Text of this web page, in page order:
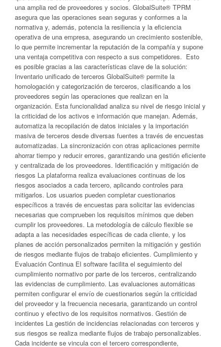
una amplia red de proveedores y socios. GlobalSuite® TPRM
asegura que las operaciones sean seguras y conformes a la
normativa y, además, potencia la resiliencia y la eficiencia
operativa de una empresa, asegurando un crecimiento sostenible,
lo que permite incrementar la reputación de la compañía y supone
una ventaja competitiva con respecto a sus competidores. Esto
es posible gracias a las características clave de la solución:
Inventario unificado de terceros GlobalSuite® permite la
homologación y categorización de terceros, clasificando a los
proveedores según las operaciones que realizan en la
organización. Esta funcionalidad analiza su nivel de riesgo inicial y
la criticidad de los activos e información que manejan. Además,
automatiza la recopilación de datos iniciales y la importación
masiva de terceros desde diversas fuentes a través de encuestas
automatizadas. La sincronización con otras aplicaciones permite
ahorrar tiempo y reducir errores, garantizando una gestión eficiente
y centralizada de los proveedores. Identificación y mitigación de
riesgos La plataforma realiza evaluaciones continuas de los
riesgos asociados a cada tercero, aplicando controles para
mitigarlos. Los usuarios pueden completar cuestionarios
específicos a través de encuestas para solicitar las evidencias
necesarias que comprueben los requisitos mínimos que deben
cumplir los proveedores. La metodología de cálculo flexible se
adapta a las necesidades específicas de cada cliente, y los
planes de acción personalizados permiten la mitigación y gestión
de riesgos mediante flujos de trabajo eficientes. Cumplimiento y
Evaluación Continua El software facilita el seguimiento del
cumplimiento normativo por parte de los terceros, centralizando
las evidencias de cumplimiento. Las evaluaciones automáticas
permiten configurar el envío de cuestionarios según la criticidad
del proveedor y la frecuencia necesaria, garantizando un control
continuo y efectivo de los requisitos normativos. Gestión de
incidentes La gestión de incidencias relacionadas con terceros y
sus riesgos se realiza mediante flujos de trabajo personalizables.
Cada incidente se vincula con el tercero correspondiente,